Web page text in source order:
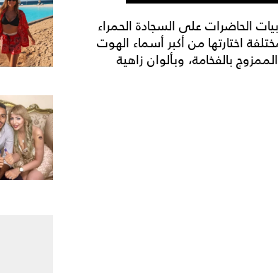
الحاضرات على السجادة الحمراء
اختارتها من أكبر أسماء الهوت
بالفخامة، وبألوان زاهية